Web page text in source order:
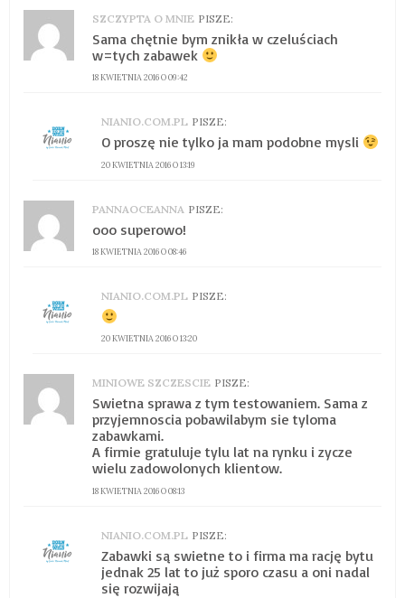
SZCZYPTA O MNIE PISZE:
18 KWIETNIA 2016 O 09:42
Sama chętnie bym znikła w czeluściach
w=tych zabawek
NIANIO.COM.PL PISZE:
20 KWIETNIA 2016 O 13:19
O proszę nie tylko ja mam podobne mysli
PANNAOCEANNA PISZE:
18 KWIETNIA 2016 O 08:46
ooo superowo!
NIANIO.COM.PL PISZE:
20 KWIETNIA 2016 O 13:20
MINIOWE SZCZESCIE PISZE:
18 KWIETNIA 2016 O 08:13
Swietna sprawa z tym testowaniem. Sama z
przyjemnoscia pobawilabym sie tyloma
zabawkami.
A firmie gratuluje tylu lat na rynku i zycze
wielu zadowolonych klientow.
NIANIO.COM.PL PISZE:
Zabawki są swietne to i firma ma rację bytu
jednak 25 lat to już sporo czasu a oni nadal
się rozwijają